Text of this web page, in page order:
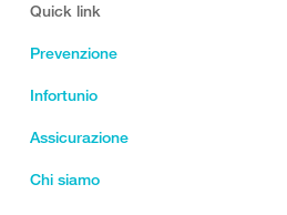
Quick link
Prevenzione
Infortunio
Assicurazione
Chi siamo